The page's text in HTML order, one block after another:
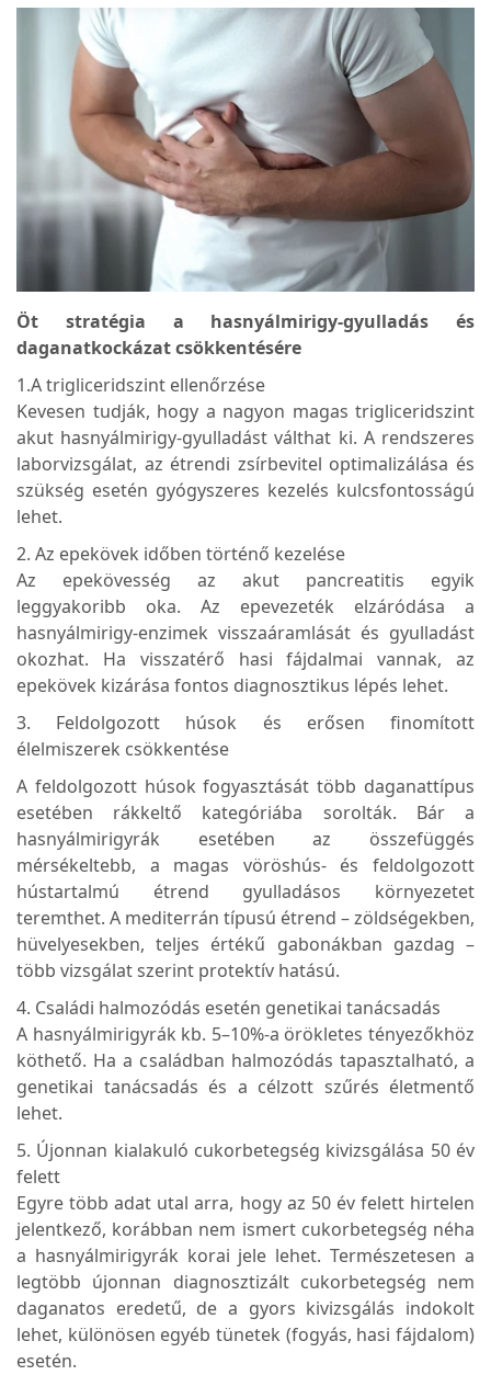
Öt stratégia a hasnyálmirigy-gyulladás és
daganatkockázat csökkentésére
1.A trigliceridszint ellenőrzése
Kevesen tudják, hogy a nagyon magas trigliceridszint
akut hasnyálmirigy-gyulladást válthat ki. A rendszeres
laborvizsgálat, az étrendi zsírbevitel optimalizálása és
szükség esetén gyógyszeres kezelés kulcsfontosságú
lehet.
2. Az epekövek időben történő kezelése
Az epekövesség az akut pancreatitis egyik
leggyakoribb oka. Az epevezeték elzáródása a
hasnyálmirigy-enzimek visszaáramlását és gyulladást
okozhat. Ha visszatérő hasi fájdalmai vannak, az
epekövek kizárása fontos diagnosztikus lépés lehet.
3. Feldolgozott húsok és erősen finomított
élelmiszerek csökkentése
A feldolgozott húsok fogyasztását több daganattípus
esetében rákkeltő kategóriába sorolták. Bár a
hasnyálmirigyrák esetében az összefüggés
mérsékeltebb, a magas vöröshús- és feldolgozott
hústartalmú étrend gyulladásos környezetet
teremthet. A mediterrán típusú étrend – zöldségekben,
hüvelyesekben, teljes értékű gabonákban gazdag –
több vizsgálat szerint protektív hatású.
4. Családi halmozódás esetén genetikai tanácsadás
A hasnyálmirigyrák kb. 5–10%-a örökletes tényezőkhöz
köthető. Ha a családban halmozódás tapasztalható, a
genetikai tanácsadás és a célzott szűrés életmentő
lehet.
5. Újonnan kialakuló cukorbetegség kivizsgálása 50 év
felett
Egyre több adat utal arra, hogy az 50 év felett hirtelen
jelentkező, korábban nem ismert cukorbetegség néha
a hasnyálmirigyrák korai jele lehet. Természetesen a
legtöbb újonnan diagnosztizált cukorbetegség nem
daganatos eredetű, de a gyors kivizsgálás indokolt
lehet, különösen egyéb tünetek (fogyás, hasi fájdalom)
esetén.